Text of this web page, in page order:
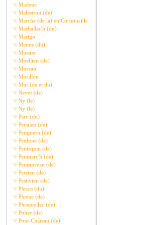
¤ Madeuc
¤ Malestroit (de)
¤ Marche (de la) en Cornouaille
¤ Marhallac'h (du)
¤ Marigo
¤ Menez (du)
¤ Moeam
¤ Moellien (de)
¤ Moreau
¤ Morillon
¤ Mur (de et du)
¤ Nevet (de)
¤ Ny (le)
¤ Ny (le)
¤ Parc (du)
¤ Penalen (de)
¤ Penguern (de)
¤ Penhoet (de)
¤ Penisquin (de)
¤ Penmarc'h (de)
¤ Penmorvan (de)
¤ Perrien (de)
¤ Pestivien (de)
¤ Plessis (du)
¤ Ploeuc (de)
¤ Plusquellec (de)
¤ Poher (de)
¤ Pont-Château (de)